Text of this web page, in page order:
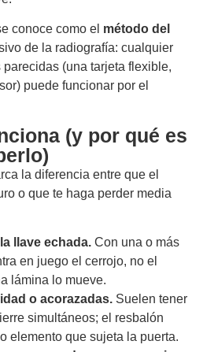
conoce como el método del
de la radiografía: cualquier
(una tarjeta flexible,
puede funcionar por el
(y por qué es
la diferencia entre que el
o que te haga perder media
llave echada. Con una o más
en juego el cerrojo, no el
lámina lo mueve.
o acorazadas. Suelen tener
simultáneos; el resbalón
elemento que sujeta la puerta.